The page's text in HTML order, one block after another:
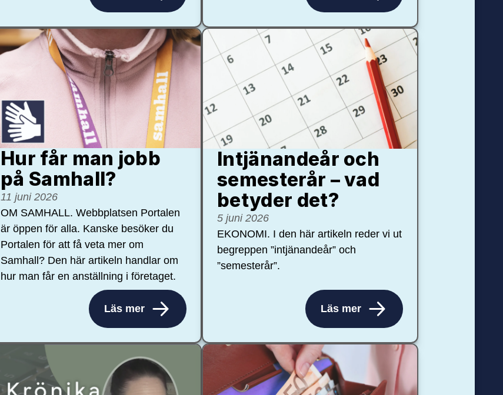
Hur får man jobb
på Samhall?
11 juni 2026
OM SAMHALL. Webbplatsen Portalen
är öppen för alla. Kanske besöker du
Portalen för att få veta mer om
Samhall? Den här artikeln handlar om
hur man får en anställning i företaget.
Läs mer
Intjänandeår och
semesterår – vad
betyder det?
5 juni 2026
EKONOMI. I den här artikeln reder vi ut
begreppen ”intjänandeår” och
”semesterår”.
Läs mer